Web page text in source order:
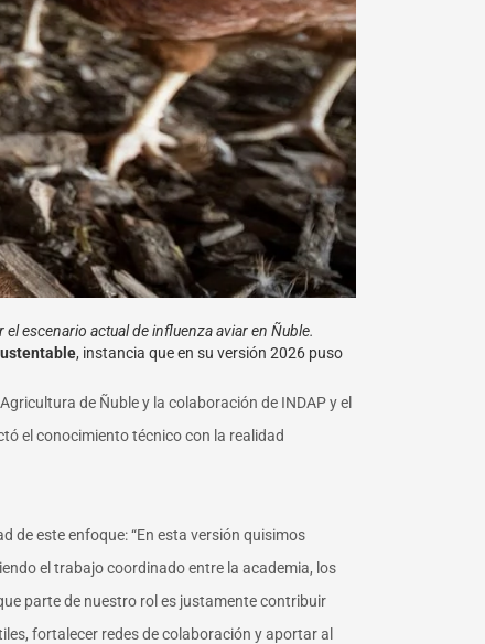
escenario actual de influenza aviar en Ñuble.
, instancia que en su versión 2026 puso
de Ñuble y la colaboración de INDAP y el
el conocimiento técnico con la realidad
de este enfoque: “En esta versión quisimos
el trabajo coordinado entre la academia, los
parte de nuestro rol es justamente contribuir
fortalecer redes de colaboración y aportar al